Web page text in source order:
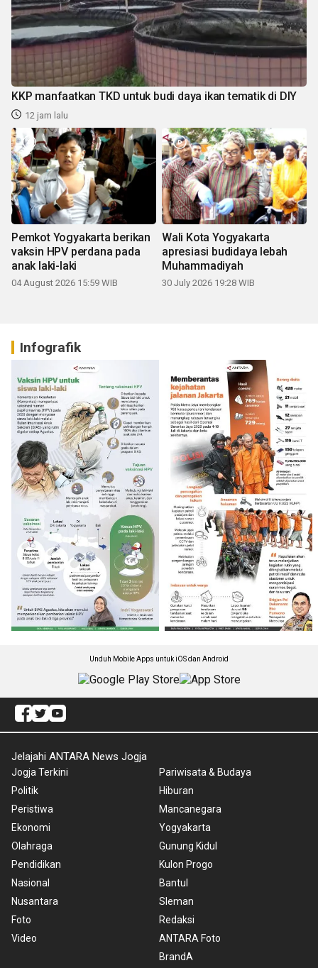
KKP manfaatkan TKD untuk budi daya ikan tematik di DIY
12 jam lalu
Pemkot Yogyakarta berikan
vaksin HPV perdana pada
anak laki-laki
04 August 2026 15:59 WIB
Wali Kota Yogyakarta
apresiasi budidaya lebah
Muhammadiyah
30 July 2026 19:28 WIB
Infografik
Unduh Mobile Apps untuk iOS dan Android
Jelajahi ANTARA News Jogja
Jogja Terkini
Politik
Peristiwa
Ekonomi
Olahraga
Pendidikan
Nasional
Nusantara
Foto
Video
Pariwisata & Budaya
Hiburan
Mancanegara
Yogyakarta
Gunung Kidul
Kulon Progo
Bantul
Sleman
Redaksi
ANTARA Foto
BrandA